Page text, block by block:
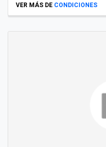
VER MÁS DE CONDICIONES